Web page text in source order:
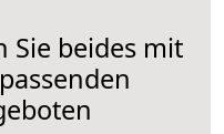
Sie beides mit